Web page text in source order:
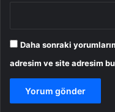
Daha sonraki
adresim ve site adresim